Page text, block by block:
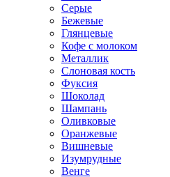
Серые
Бежевые
Глянцевые
Кофе с молоком
Металлик
Слоновая кость
Фуксия
Шоколад
Шампань
Оливковые
Оранжевые
Вишневые
Изумрудные
Венге